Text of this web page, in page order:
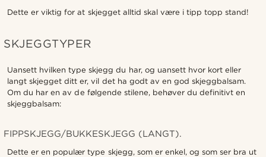
Dette er viktig for at skjegget alltid skal være i tipp topp stand!
SKJEGGTYPER
Uansett hvilken type skjegg du har, og uansett hvor kort eller
langt skjegget ditt er, vil det ha godt av en god skjeggbalsam.
Om du har en av de følgende stilene, behøver du definitivt en
skjeggbalsam:
FIPPSKJEGG/BUKKESKJEGG (LANGT).
Dette er en populær type skjegg, som er enkel, og som ser bra ut